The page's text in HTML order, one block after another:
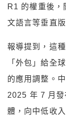
R1 的權重後，
文語言等垂直版
報導提到，這
「外包」給全
的應用調整。
2025 年 7 月
體，向中低收